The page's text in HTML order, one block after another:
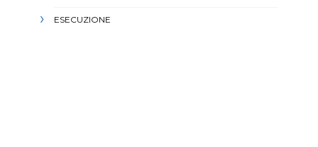
ESECUZIONE